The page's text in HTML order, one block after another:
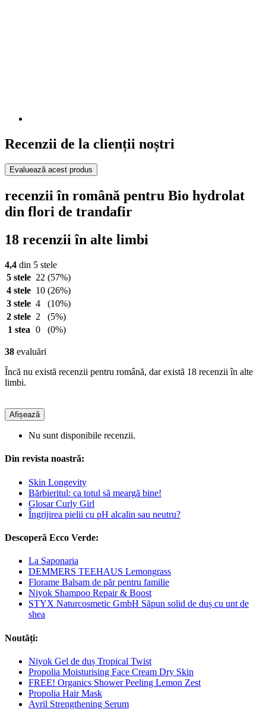
Recenzii de la clienții noștri
Evaluează acest produs
recenzii în română pentru Bio hydrolat
din flori de trandafir
18 recenzii în alte limbi
4,4 din 5 stele
5 stele 22 (57%)
4 stele 10 (26%)
3 stele 4
(10%)
2 stele 2
(5%)
1 stea 0 (0%)
38 evaluări
Încă nu există recenzii pentru română, dar există 18 recenzii în alte
limbi.
Afișează
Nu sunt disponibile recenzii.
Din revista noastră:
Skin Longevity
Bărbieritul: ca totul să meargă bine!
Glosar Curly Girl
Îngrijirea pielii cu pH alcalin sau neutru?
Descoperă Ecco Verde:
La Saponaria
DEMMERS TEEHAUS Lemongrass
Florame Balsam de păr pentru familie
Niyok Shampoo Repair & Boost
STYX Naturcosmetic GmbH Săpun solid de duș cu unt de
shea
Noutăți:
Niyok Gel de duș Tropical Twist
Propolia Moisturising Face Cream Dry Skin
FREE! Organics Shower Peeling Lemon Zest
Propolia Hair Mask
Avril Strengthening Serum